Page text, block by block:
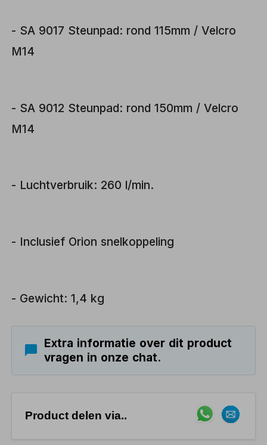
- SA 9017 Steunpad: rond 115mm / Velcro
M14
- SA 9012 Steunpad: rond 150mm / Velcro
M14
- Luchtverbruik: 260 l/min.
- Inclusief Orion snelkoppeling
- Gewicht: 1,4 kg
Extra informatie over dit product
vragen in onze chat.
Product delen via..